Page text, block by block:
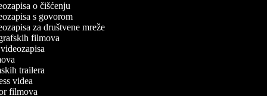
o čišćenju
s govorom
za društvene mreže
filmova
trailera
videa
filmova